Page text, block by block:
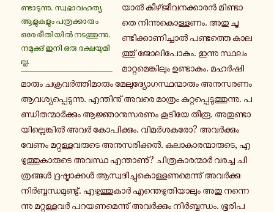
ണ്ടാ­ടു­ന്നു. സ്വ­ഭാ­വ­ഹ­ത്യ
ആ­ളു­ക­ളും പ­ത്ര­ക്കാ­രും
ഒരേ രീ­തി­യിൽ ന­ട­ത്തു­ന്നു.
ന­മു­ക്കു് ഇനി ഒരു ര­ക്ഷ­യു­മി­
ല്ല.
യാൽ കീ­ഴ്ജീ­വ­ന­ക്കാ­രൻ മി­ണ്ടാ­
തെ നി­ന്നു­കൊ­ള്ള­ണം. അതു ചൂ­
ണ്ടി­ക്കാ­ണി­ച്ചാൽ പ­ണ്ട­ത്തെ കാ­ല­
ത്തു് ജോ­ലി­പോ­കും. ഇന്നു സ്ഥ­ലം­
മാ­റ്റ­മെ­ങ്കി­ലും ഉ­ണ്ടാ­കും. മ­ഹർ­ഷി­
മാ­രും ച­ക്ര­വർ­ത്തി­മാ­രും മേ­ലു­ദ്യോ­ഗ­സ്ഥ­ന്മാ­രും അ­നു­സ­ര­ണം
ആ­വ­ശ്യ­പ്പെ­ടു­ന്നു. എ­ന്തി­നു് അവരെ മാ­ത്രം കു­റ്റ­പ്പെ­ടു­ത്തു­ന്നു. പ­
ണ്ഡി­ത­ന്മാർ­ക്കും ആ­ജ്ഞാ­നു­സ­ര­ണം കൂ­ടി­യേ തീരൂ. അ­തു­ണ്ടാ­
യി­ല്ലെ­ങ്കിൽ അവർ കോ­പി­ക്കും. വി­മർ­ശ­ക­രോ? അ­വർ­ക്കും
വേണം മ­റ്റു­ള്ള­വ­രു­ടെ അ­നു­സ­രി­ക്കൽ. ക­ലാ­കാ­ര­ന്മാ­രു­ടെ, എ­
ഴു­ത്തു­കാ­രു­ടെ അവസ്ഥ എ­ന്താ­ണു്? ചി­ത്ര­കാ­ര­ന്മാർ വരച്ച ചി­
ത്ര­ങ്ങൾ ദ്ര­ഷ്ടാ­ക്കൾ ആ­സ്വ­ദി­ച്ചു­കൊ­ള്ള­ണ­മെ­ന്നു് അ­വർ­ക്കു
നിർ­ബ്ബ­ന്ധ­മു­ണ്ടു്. എ­ഴു­ത്തു­കാർ എ­ന്തെ­ഴു­തി­യാ­ലും അതു ന­ന്നെ­
ന്നു മ­റ്റു­ള്ള­വർ പ­റ­യ­ണ­മെ­ന്നു് അ­വർ­ക്കും നിർ­ബ്ബ­ന്ധം. ഭൂ­രി­പ­